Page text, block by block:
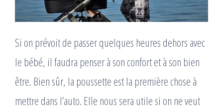
Si on prévoit de passer quelques heures dehors avec
le bébé, il faudra penser à son confort et à son bien
être. Bien sûr, la poussette est la première chose à
mettre dans l’auto. Elle nous sera utile si on ne veut